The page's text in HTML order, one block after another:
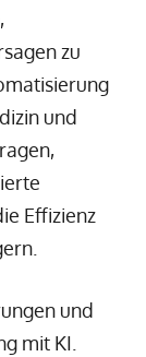
zu
und
Effizienz
und
mit KI.